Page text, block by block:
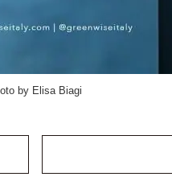
by Elisa Biagi